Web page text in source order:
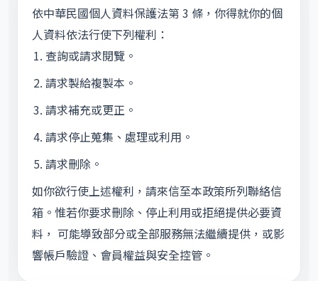
依中華民國個人資料保護法第 3 條，你得就你的個
人資料依法行使下列權利：
查詢或請求閱覽。
請求製給複製本。
請求補充或更正。
請求停止蒐集、處理或利用。
請求刪除。
如你欲行使上述權利，請來信至本政策所列聯絡信
箱。惟若你要求刪除、停止利用或拒絕提供必要資
料， 可能導致部分或全部服務無法繼續提供，或影
響帳戶驗證、會員權益與安全控管。